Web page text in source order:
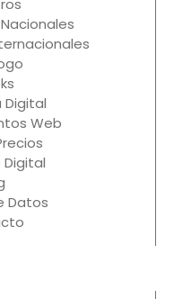
Digital
Web
Datos